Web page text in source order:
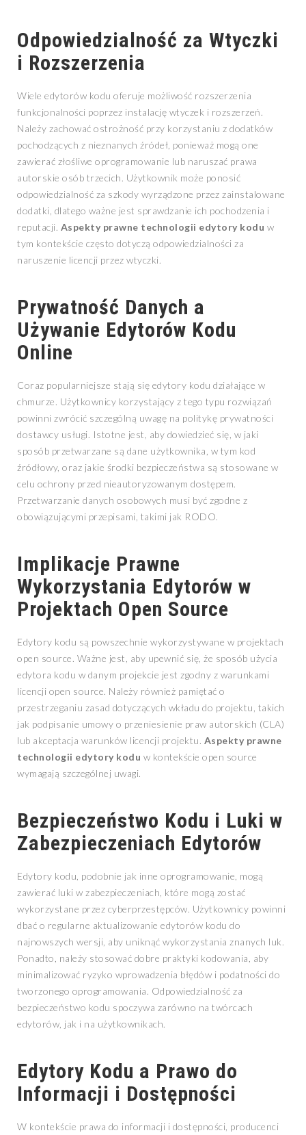
Odpowiedzialność za Wtyczki
i Rozszerzenia
Wiele edytorów kodu oferuje możliwość rozszerzenia
funkcjonalności poprzez instalację wtyczek i rozszerzeń.
Należy zachować ostrożność przy korzystaniu z dodatków
pochodzących z nieznanych źródeł, ponieważ mogą one
zawierać złośliwe oprogramowanie lub naruszać prawa
autorskie osób trzecich. Użytkownik może ponosić
odpowiedzialność za szkody wyrządzone przez zainstalowane
dodatki, dlatego ważne jest sprawdzanie ich pochodzenia i
reputacji. Aspekty prawne technologii edytory kodu w
tym kontekście często dotyczą odpowiedzialności za
naruszenie licencji przez wtyczki.
Prywatność Danych a
Używanie Edytorów Kodu
Online
Coraz popularniejsze stają się edytory kodu działające w
chmurze. Użytkownicy korzystający z tego typu rozwiązań
powinni zwrócić szczególną uwagę na politykę prywatności
dostawcy usługi. Istotne jest, aby dowiedzieć się, w jaki
sposób przetwarzane są dane użytkownika, w tym kod
źródłowy, oraz jakie środki bezpieczeństwa są stosowane w
celu ochrony przed nieautoryzowanym dostępem.
Przetwarzanie danych osobowych musi być zgodne z
obowiązującymi przepisami, takimi jak RODO.
Implikacje Prawne
Wykorzystania Edytorów w
Projektach Open Source
Edytory kodu są powszechnie wykorzystywane w projektach
open source. Ważne jest, aby upewnić się, że sposób użycia
edytora kodu w danym projekcie jest zgodny z warunkami
licencji open source. Należy również pamiętać o
przestrzeganiu zasad dotyczących wkładu do projektu, takich
jak podpisanie umowy o przeniesienie praw autorskich (CLA)
lub akceptacja warunków licencji projektu. Aspekty prawne
technologii edytory kodu w kontekście open source
wymagają szczególnej uwagi.
Bezpieczeństwo Kodu i Luki w
Zabezpieczeniach Edytorów
Edytory kodu, podobnie jak inne oprogramowanie, mogą
zawierać luki w zabezpieczeniach, które mogą zostać
wykorzystane przez cyberprzestępców. Użytkownicy powinni
dbać o regularne aktualizowanie edytorów kodu do
najnowszych wersji, aby uniknąć wykorzystania znanych luk.
Ponadto, należy stosować dobre praktyki kodowania, aby
minimalizować ryzyko wprowadzenia błędów i podatności do
tworzonego oprogramowania. Odpowiedzialność za
bezpieczeństwo kodu spoczywa zarówno na twórcach
edytorów, jak i na użytkownikach.
Edytory Kodu a Prawo do
Informacji i Dostępności
W kontekście prawa do informacji i dostępności, producenci